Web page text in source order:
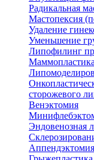
Радикальная
Мастопексия
Удаление
Уменьшение
Липофилинг
сторожевого
Венэктомия
Эндовенозная